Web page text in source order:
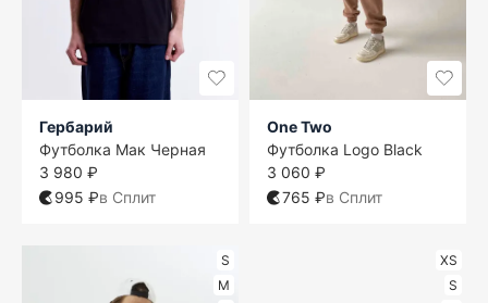
Гербарий
Футболка Мак Черная
3 980 ₽
995 ₽в Сплит
One Two
Футболка Logo Black
3 060 ₽
765 ₽в Сплит
S
M
XS
S